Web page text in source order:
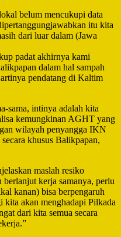
belum mencukupi data
itu kita
dari luar dalam (Jawa
padat akhirnya kami
dalam hal sampah
pendatang di Kaltim
sama, intinya adalah kita
kemungkinan AGHT yang
wilayah penyangga IKN
khusus Balikpapan,
maslah resiko
kerja samanya, perlu
kanan) bisa berpengaruh
kita akan menghadapi Pilkada
dari kita semua secara